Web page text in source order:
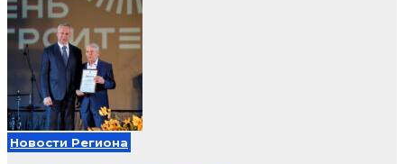
Новости Региона